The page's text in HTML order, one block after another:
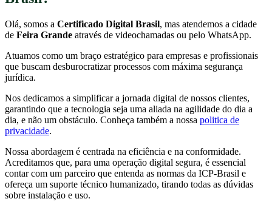
Olá, somos a Certificado Digital Brasil, mas atendemos a cidade
de Feira Grande através de videochamadas ou pelo WhatsApp.
Atuamos como um braço estratégico para empresas e profissionais
que buscam desburocratizar processos com máxima segurança
jurídica.
Nos dedicamos a simplificar a jornada digital de nossos clientes,
garantindo que a tecnologia seja uma aliada na agilidade do dia a
dia, e não um obstáculo. Conheça também a nossa politica de
privacidade.
Nossa abordagem é centrada na eficiência e na conformidade.
Acreditamos que, para uma operação digital segura, é essencial
contar com um parceiro que entenda as normas da ICP-Brasil e
ofereça um suporte técnico humanizado, tirando todas as dúvidas
sobre instalação e uso.